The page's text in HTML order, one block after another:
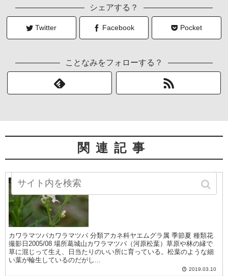
シェアする？
Twitter Facebook Pocket
ことなみをフォローする？
関連記事
夏の山野草
カワラマツバカワラマツバ 分類アカネ科ヤエムグラ属 季節夏 種類花
撮影日2005/08 場所葛城山カワラマツバ（河原松葉）草原や林の縁で
草に混じって生え、日当たりのいい所に育っている。松葉のような細
い葉が輪生しているのだがし...
2019.03.10